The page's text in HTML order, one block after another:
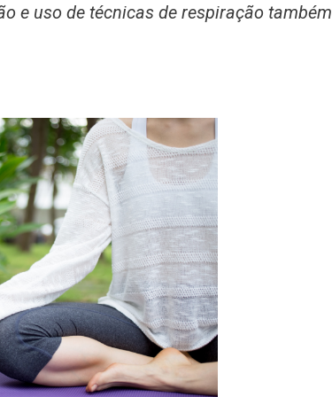
e uso de técnicas de respiração também